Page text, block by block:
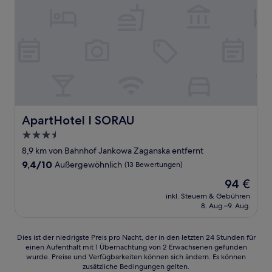
ApartHotel I SORAU
ApartHotel I SORAU
3.5-
Sterne-
Unterkunft
8,9 km von Bahnhof Jankowa Zaganska entfernt
9.4
9,4/10 Außergewöhnlich (13 Bewertungen)
Der
Preis
beträgt
94 €
inkl. Steuern & Gebühren
8. Aug.–9. Aug.
Dies
der
Dies ist der niedrigste Preis pro Nacht, der in den letzten 24 Stunden für
einen Aufenthalt mit 1 Übernachtung von 2 Erwachsenen gefunden
wurde. Preise und Verfügbarkeiten können sich ändern. Es können
zusätzliche Bedingungen gelten.